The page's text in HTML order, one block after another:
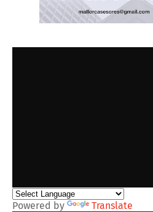
Powered by Translate